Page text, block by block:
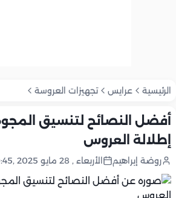
الرئيسية عرايس تجهيزات العروسة
أفضل النصائح لتنسيق
إطلالة العروس
روضة إبراهيم الأربعاء , 28 مايو 2025 ,10:45 ص